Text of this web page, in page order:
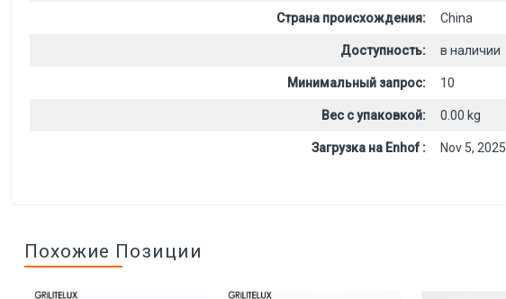
Страна происхождения: China
Доступность: в наличии
Минимальный запрос: 10
Вес с упаковкой: 0.00 kg
Загрузка на Enhof : Nov 5, 2025
Похожие Позиции